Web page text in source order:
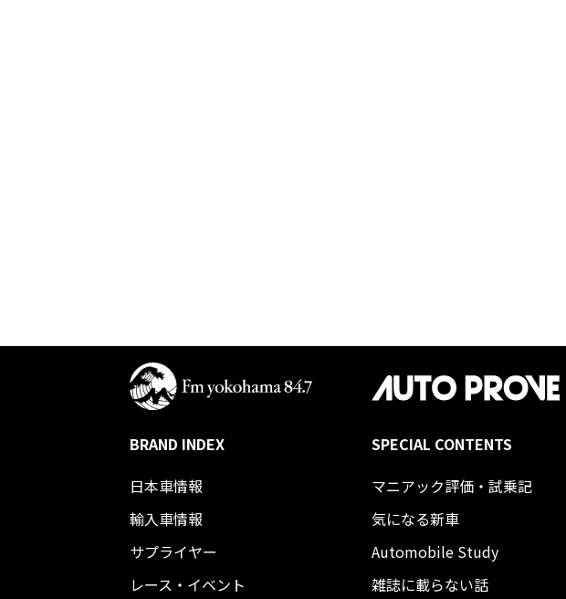
BRAND INDEX
日本車情報​
輸入車情報
サプライヤー
レース・イベント
SPECIAL CONTENTS
マニアック評価・試乗記
気になる新車
Automobile Study
雑誌に載らない話